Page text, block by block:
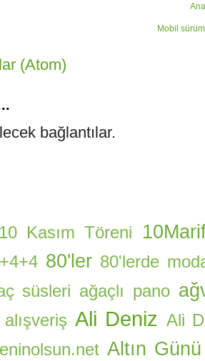
Mobil
(Atom)
bağlantılar.
10 Kasım Töreni
80'ler 80'lerde
süsleri ağaçlı pano
alışveriş Ali Deniz Ali
Altın Günü